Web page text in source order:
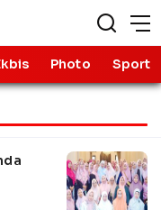
Photo Sport